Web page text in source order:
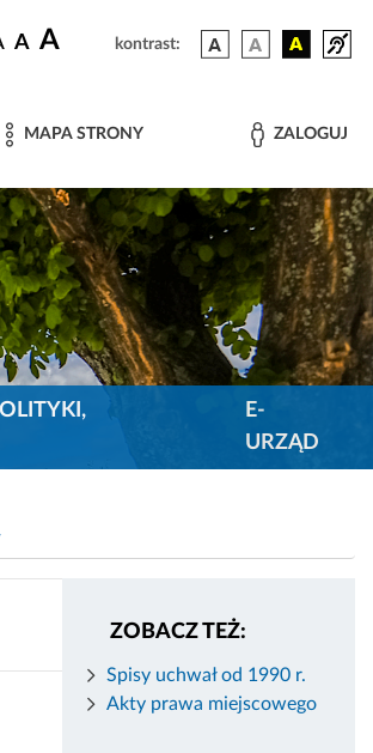
A A kontrast:
MAPA STRONY ZALOGUJ
E-
URZĄD
ZOBACZ TEŻ:
Spisy uchwał od 1990 r.
Akty prawa miejscowego